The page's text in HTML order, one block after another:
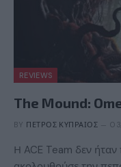
REVIEWS
The Mound:
BY ΠΈΤΡΟΣ ΚΥΠΡΑΊΟΣ
Η ACE Team δεν